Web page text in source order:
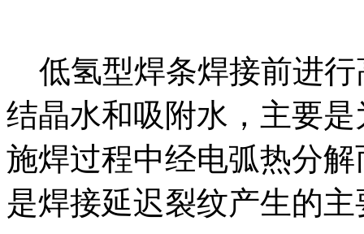
低氢型焊条焊接前进行
结晶水和吸附水，主要
施焊过程中经电弧热分
是焊接延迟裂纹产生的